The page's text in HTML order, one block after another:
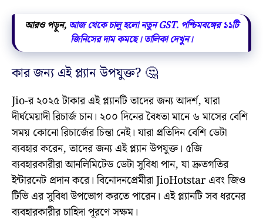
আরও পড়ুন, আজ থেকে চালু হলো নতুন GST. পশ্চিমবঙ্গের ১১টি
জিনিসের দাম কমছে। তালিকা দেখুন।
কার জন্য এই প্ল্যান উপযুক্ত? 🤔
Jio-র ২০২৫ টাকার এই প্ল্যানটি তাদের জন্য আদর্শ, যারা
দীর্ঘমেয়াদী রিচার্জ চান। ২০০ দিনের বৈধতা মানে ৬ মাসের বেশি
সময় কোনো রিচার্জের চিন্তা নেই। যারা প্রতিদিন বেশি ডেটা
ব্যবহার করেন, তাদের জন্য এই প্ল্যান উপযুক্ত। ৫জি
ব্যবহারকারীরা আনলিমিটেড ডেটা সুবিধা পান, যা দ্রুতগতির
ইন্টারনেট প্রদান করে। বিনোদনপ্রেমীরা JioHotstar এবং জিও
টিভি এর সুবিধা উপভোগ করতে পারেন। এই প্ল্যানটি সব ধরনের
ব্যবহারকারীর চাহিদা পূরণে সক্ষম।